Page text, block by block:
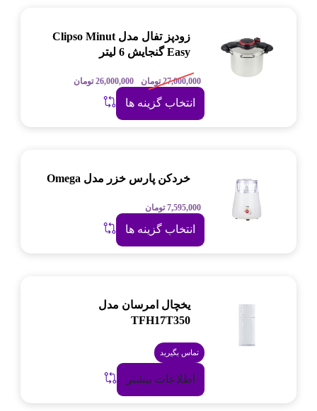
زودپز تفال مدل Clipso Minut
Easy گنجایش 6 لیتر
27,000,000 تومان 26,000,000 تومان
انتخاب گزینه ها
خردکن پارس خزر مدل Omega
7,595,000 تومان
انتخاب گزینه ها
یخچال امرسان مدل
TFH17T350
تماس بگیرید
اطلاعات بیشتر